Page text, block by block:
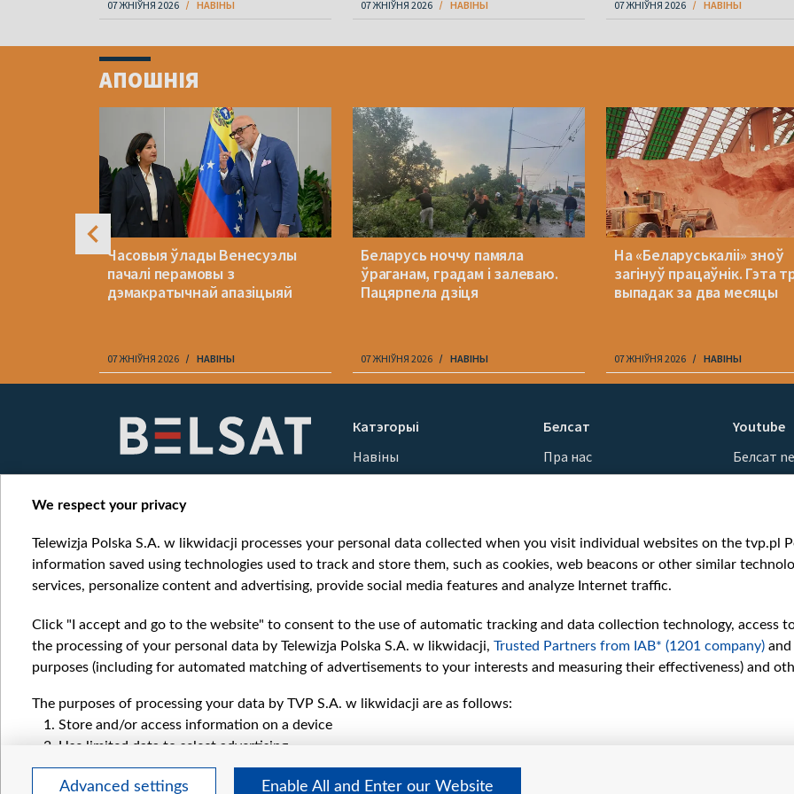
07 ЖНІЎНЯ 2026 НАВІНЫ 07 ЖНІЎНЯ 2026 НАВІНЫ 07 ЖНІЎНЯ 2026 НАВІНЫ
ofАПОШНІЯ
Часовыя ўлады Венесуэлы
пачалі перамовы з
дэмакратычнай апазіцыяй
07 ЖНІЎНЯ 2026 НАВІНЫ
Беларусь ноччу памяла
ўраганам, градам і залеваю.
Пацярпела дзіця
07 ЖНІЎНЯ 2026 НАВІНЫ
На «Беларуськаліі» зноў
загінуў працаўнік. Гэта
выпадак за два месяцы
07 ЖНІЎНЯ 2026 НАВІНЫ
Катэгорыі
Навіны
Вайна
Белсат
Пра нас
Кантакты
Як нас глядзець
Узнагароды
Міжнародная супраца
Ціск з боку ўладаў
Беларусі
Як нас падтрымаць
Youtube
Белсат
Белсат
Belsat
Biełsat PL
Белсат
Белсат
Белсат
We respect your privacy
Telewizja Polska S.A. w likwidacji processes your personal data collected when you visit individual websites on the tvp.pl
information saved using technologies used to track and store them, such as cookies, web beacons or other similar
services, personalize content and advertising, provide social media features and analyze Internet traffic.
Click "I accept and go to the website" to consent to the use of automatic tracking and data collection technology, access
the processing of your personal data by Telewizja Polska S.A. w likwidacji, Trusted Partners from IAB* (1201 company)
purposes (including for automated matching of advertisements to your interests and measuring their effectiveness) and
The purposes of processing your data by TVP S.A. w likwidacji are as follows:
Store and/or access information on a device
Use limited data to select advertising
Create profiles for personalised advertising
Use profiles to select personalised advertising
Advanced settings Enable All and Enter our Website